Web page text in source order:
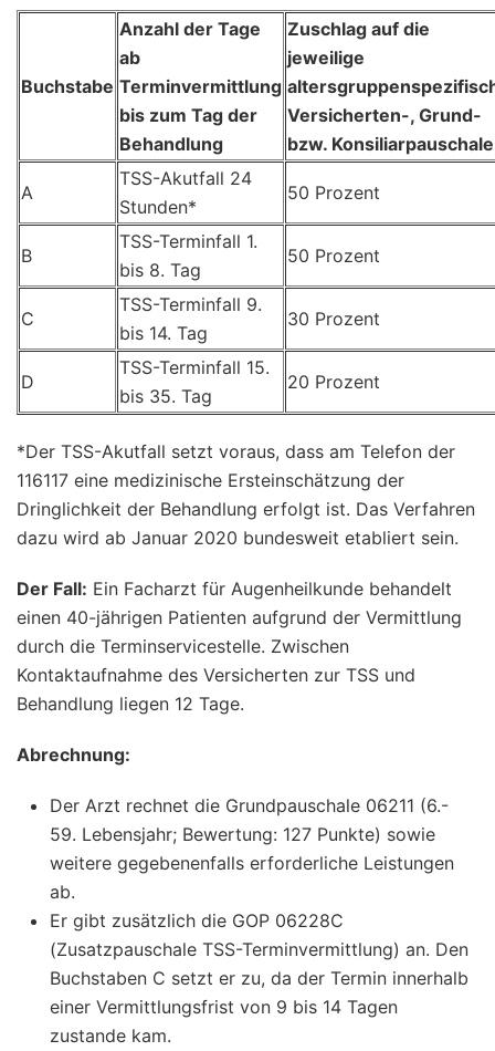
Buchstabe
Anzahl der Tage
ab
Terminvermittlung
bis zum Tag der
Behandlung
Zuschlag auf die
jeweilige
Versicherten-, Grund-
bzw. Konsiliarpauschale
A
TSS-Akutfall 24
Stunden*
50 Prozent
B
TSS-Terminfall 1.
bis 8. Tag
50 Prozent
C
TSS-Terminfall 9.
bis 14. Tag
30 Prozent
D
TSS-Terminfall 15.
bis 35. Tag
20 Prozent
*Der TSS-Akutfall setzt voraus, dass am Telefon der
116117 eine medizinische Ersteinschätzung der
Dringlichkeit der Behandlung erfolgt ist. Das Verfahren
dazu wird ab Januar 2020 bundesweit etabliert sein.
Der Fall: Ein Facharzt für Augenheilkunde behandelt
einen 40-jährigen Patienten aufgrund der Vermittlung
durch die Terminservicestelle. Zwischen
Kontaktaufnahme des Versicherten zur TSS und
Behandlung liegen 12 Tage.
Abrechnung:
Der Arzt rechnet die Grundpauschale 06211 (6.-
59. Lebensjahr; Bewertung: 127 Punkte) sowie
weitere gegebenenfalls erforderliche Leistungen
ab.
Er gibt zusätzlich die GOP 06228C
(Zusatzpauschale TSS-Terminvermittlung) an. Den
Buchstaben C setzt er zu, da der Termin innerhalb
einer Vermittlungsfrist von 9 bis 14 Tagen
zustande kam.